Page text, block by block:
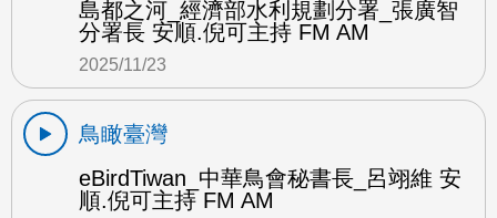
島都之河_經濟部水利規劃分署_張廣智
分署長 安順.倪可主持 FM AM
2025/11/23
鳥瞰臺灣
eBirdTiwan_中華鳥會秘書長_呂翊維 安
順.倪可主持 FM AM